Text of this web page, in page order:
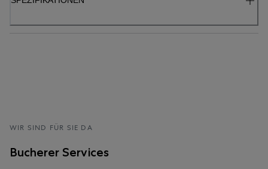
WIR SIND FÜR SIE DA
Bucherer Services